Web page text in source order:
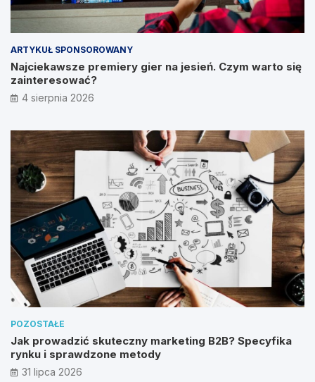
ARTYKUŁ SPONSOROWANY
Najciekawsze premiery gier na jesień. Czym warto się
zainteresować?
4 sierpnia 2026
POZOSTAŁE
Jak prowadzić skuteczny marketing B2B? Specyfika
rynku i sprawdzone metody
31 lipca 2026